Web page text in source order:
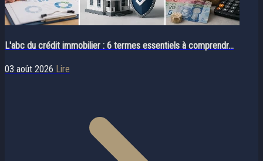
L'abc du crédit immobilier : 6 termes essentiels à comprendr...
03 août 2026 Lire